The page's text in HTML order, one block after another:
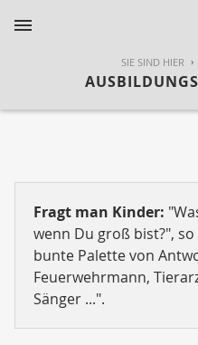
SIE SIND HIER
Fragt man Kinder:
wenn Du groß bist?",
bunte Palette von
Feuerwehrmann,
Sänger ...".